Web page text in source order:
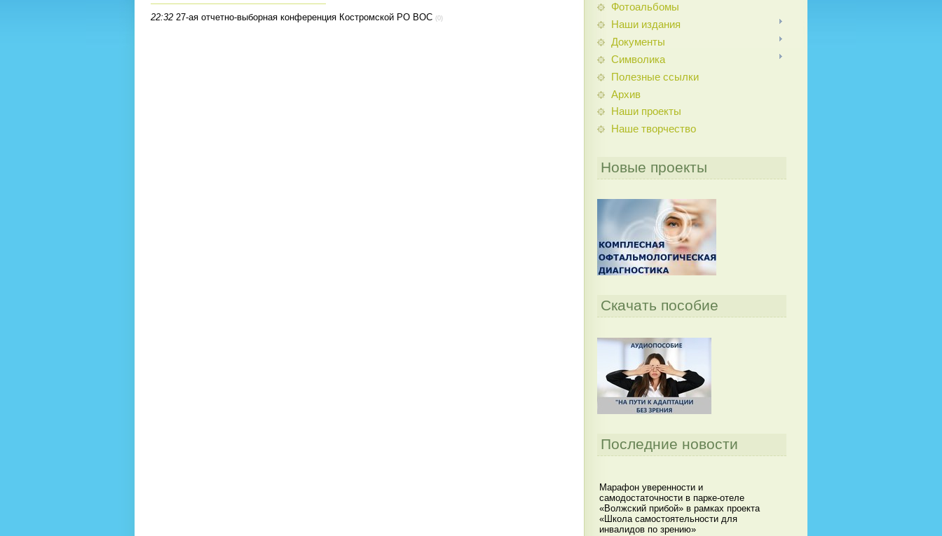
22:32 27-ая отчетно-выборная конференция Костромской РО ВОС (0)
Фотоальбомы
Наши издания
Документы
Символика
Полезные ссылки
Архив
Наши проекты
Наше творчество
Новые проекты
Скачать пособие
Последние новости
Марафон уверенности и
самодостаточности в парке-отеле
«Волжский прибой» в рамках проекта
«Школа самостоятельности для
инвалидов по зрению»